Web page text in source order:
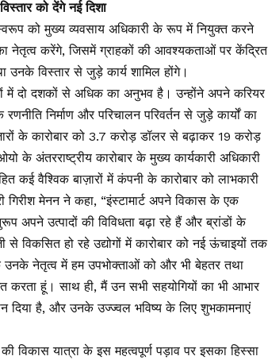
को देंगे नई दिशा
को मुख्य व्यवसाय अधिकारी के रूप में नियुक्त करने
नेतृत्व करेंगे, जिसमें ग्राहकों की आवश्यकताओं पर केंद्रित
उनके विस्तार से जुड़े कार्य शामिल होंगे।
में दो दशकों से अधिक का अनुभव है। उन्होंने अपने करियर
निर्माण और परिचालन परिवर्तन से जुड़े कार्यों का
के कारोबार को 3.7 करोड़ डॉलर से बढ़ाकर 19 करोड़
के अंतरराष्ट्रीय कारोबार के मुख्य कार्यकारी अधिकारी
कई वैश्विक बाज़ारों में कंपनी के कारोबार को लाभकारी
मेनन ने कहा, “इंस्टामार्ट अपने विकास के एक
अपने उत्पादों की विविधता बढ़ा रहे हैं और ब्रांडों के
विकसित हो रहे उद्योगों में कारोबार को नई ऊंचाइयों तक
उनके नेतृत्व में हम उपभोक्ताओं को और भी बेहतर तथा
करता हूं। साथ ही, मैं उन सभी सहयोगियों का भी आभार
दिया है, और उनके उज्ज्वल भविष्य के लिए शुभकामनाएं
विकास यात्रा के इस महत्वपूर्ण पड़ाव पर इसका हिस्सा